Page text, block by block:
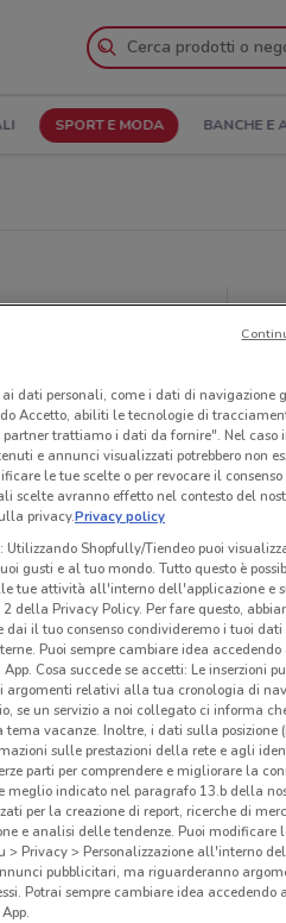
SPORT E MODA BANCHE E
6.6 km
uno
offre
sul
dati personali, come i dati di navigazione
Accetto, abiliti le tecnologie di
trattiamo i dati da fornire". Nel caso
e annunci visualizzati potrebbero non
le tue scelte o per revocare il
avranno effetto nel contesto del
privacy.Privacy policy
Shopfully/Tiendeo puoi
gusti e al tuo mondo. Tutto questo è
tue attività all'interno dell'applicazione e
Privacy Policy. Per fare questo,
il tuo consenso condivideremo i tuoi dati
Puoi sempre cambiare idea accedendo
Cosa succede se accetti: Le inserzioni
relativi alla tua cronologia di
se un servizio a noi collegato ci informa
vacanze. Inoltre, i dati sulla posizione
sulle prestazioni della rete e agli
parti per comprendere e migliorare la
meglio indicato nel paragrafo 13.b della
per la creazione di report, ricerche di
e analisi delle tendenze. Puoi modificare
Privacy > Personalizzazione all'interno
pubblicitari, ma riguarderanno
Potrai sempre cambiare idea accedendo